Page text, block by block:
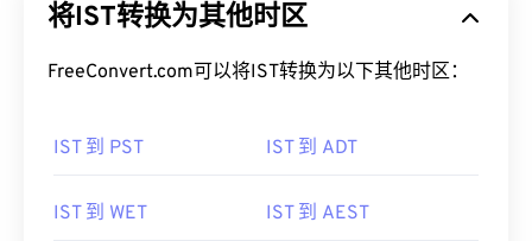
将IST转换为其他时区
FreeConvert.com可以将IST转换为以下其他时区：
IST 到 PST IST 到 ADT
IST 到 WET IST 到 AEST